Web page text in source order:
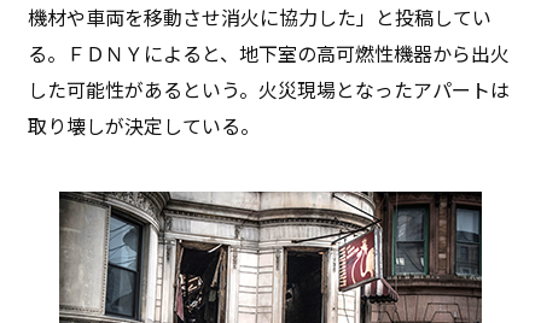
機材や車両を移動させ消火に協力した」と投稿してい
る。ＦＤＮＹによると、地下室の高可燃性機器から出火
した可能性があるという。火災現場となったアパートは
取り壊しが決定している。